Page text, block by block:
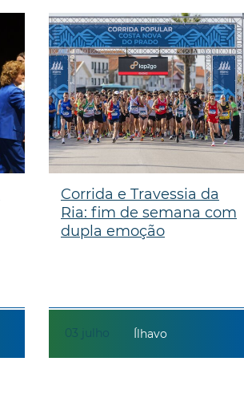
03 julho
Corrida e Travessia da
Ria: fim de semana com
dupla emoção
Ílhavo